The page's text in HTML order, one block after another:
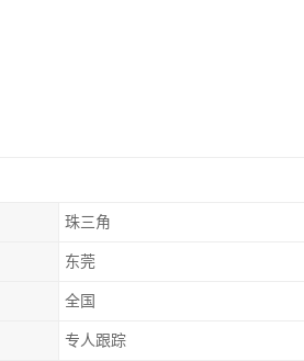
珠三角
东莞
全国
专人跟踪